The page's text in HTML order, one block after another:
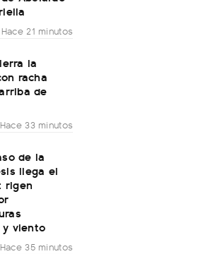
Hace 21 minutos
la
racha
de
Hace 33 minutos
de la
llega el
rigen
viento
Hace 35 minutos